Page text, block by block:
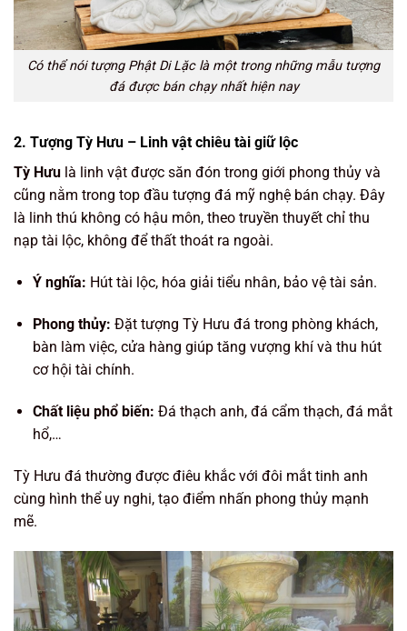
Có thể nói tượng Phật Di Lặc là một trong những mẫu tượng
đá được bán chạy nhất hiện nay
2. Tượng Tỳ Hưu – Linh vật chiêu tài giữ lộc
Tỳ Hưu là linh vật được săn đón trong giới phong thủy và
cũng nằm trong top đầu tượng đá mỹ nghệ bán chạy. Đây
là linh thú không có hậu môn, theo truyền thuyết chỉ thu
nạp tài lộc, không để thất thoát ra ngoài.
Ý nghĩa: Hút tài lộc, hóa giải tiểu nhân, bảo vệ tài sản.
Phong thủy: Đặt tượng Tỳ Hưu đá trong phòng khách,
bàn làm việc, cửa hàng giúp tăng vượng khí và thu hút
cơ hội tài chính.
Chất liệu phổ biến: Đá thạch anh, đá cẩm thạch, đá mắt
hổ,…
Tỳ Hưu đá thường được điêu khắc với đôi mắt tinh anh
cùng hình thể uy nghi, tạo điểm nhấn phong thủy mạnh
mẽ.